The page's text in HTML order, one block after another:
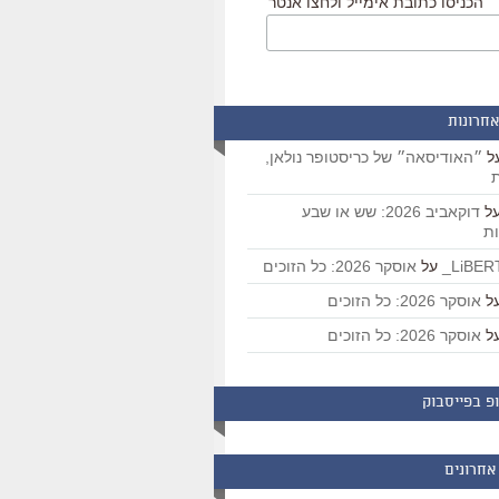
״האודיסאה״ של כריסטופר נולאן,
דוקאביב 2026: שש או שבע
על אוסקר 2026: כל הזוכים
אוסקר 2026: כל הזוכים
אוסקר 2026: כל הזוכים
בפייסבוק